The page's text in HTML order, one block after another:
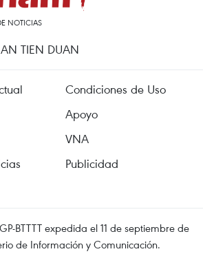
NOTICIAS
TIEN DUAN
Condiciones de Uso
Apoyo
VNA
Publicidad
BTTTT expedida el 11 de septiembre de
de Información y Comunicación.